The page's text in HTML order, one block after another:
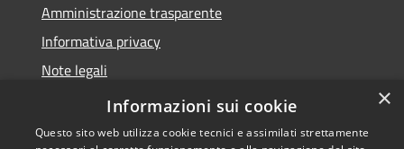
Amministrazione trasparente
Informativa privacy
Note legali
Dichiarazione di accessibilità
×
Informazioni sui cookie
Questo sito web utilizza cookie tecnici e assimilati strettamente